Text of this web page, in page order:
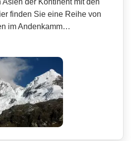
finden Sie eine Reihe von
im Andenkamm…